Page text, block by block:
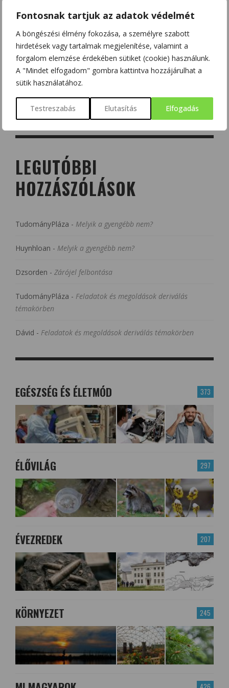
Fontosnak tartjuk az adatok védelmét
A böngészési élmény fokozása, a személyre szabott
hirdetések vagy tartalmak megjelenítése, valamint a
forgalom elemzése érdekében sütiket (cookie) használunk.
A "Mindet elfogadom" gombra kattintva hozzájárulhat a
sütik használatához.
Testreszabás Elutasítás Elfogadás
LEGUTÓBBI
HOZZÁSZÓLÁSOK
TudományPláza - Melyik a gyengébb nem?
Huynhloan - Melyik a gyengébb nem?
Dzsorden - Zárójel felbontása
TudományPláza - Feladatok és megoldások deriválás
témakörben
Dávid - Feladatok és megoldások deriválás témakörben
373
EGÉSZSÉG ÉS ÉLETMÓD
297
ÉLŐVILÁG
207
ÉVEZREDEK
245
KÖRNYEZET